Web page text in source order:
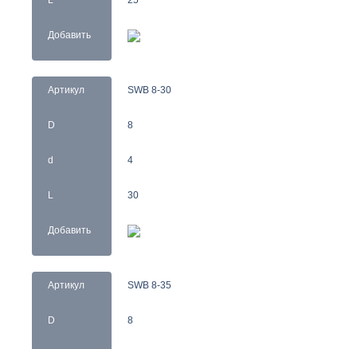
Добавить
Артикул
D
d
L
Добавить
SWB 8-30
8
4
30
Артикул
D
SWB 8-35
8